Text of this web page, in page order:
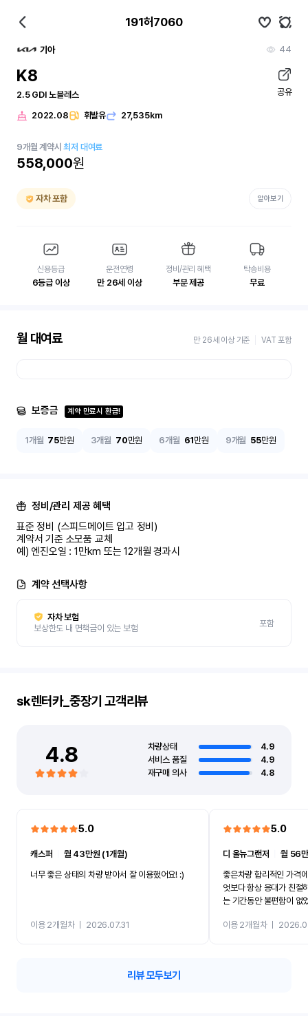
191허7060
기아 44
K8
2.5 GDI 노블레스 공유
2022.08 휘발유 27,535km
9개월 계약시최저 대여료
558,000원
자차 포함 알아보기
신용등급
6등급 이상
운전연령
만 26세 이상
정비/관리 혜택
부분 제공
탁송비용
무료
월 대여료 만 26세 이상 기준 VAT 포함
보증금 계약 만료시 환급!
1개월 75만원 3개월 70만원 6개월 61만원 9개월 55만원
정비/관리 제공 혜택
표준 정비 (스피드메이트 입고 정비)
계약서 기준 소모품 교체
예) 엔진오일 : 1만km 또는 12개월 경과시
계약 선택사항
자차 보험
보상한도 내 면책금이 있는 보험
포함
sk렌터카_중장기 고객리뷰
4.8 차량상태
4.9
서비스 품질
4.9
재구매 의사
4.8
5.0
캐스퍼
월 43만원 (1개월)
너무 좋은 상태의 차량 받아서 잘 이용했어요! :)
이용 2개월차ㅣ 2026.07.31
5.0
디 올뉴그랜저 ㅣ월 56
좋은차량 합리적인 가격
엇보다 항상 응대가 친절
는 기간동안 불편함이 없
카 렌트 고민없이 강추합
이용 2개월차ㅣ
리뷰 모두보기